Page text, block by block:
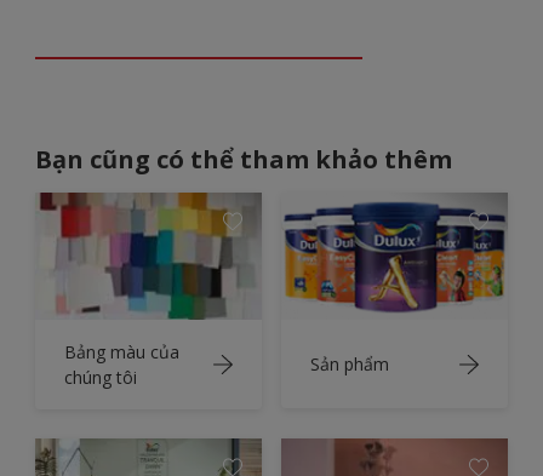
Bạn cũng có thể tham khảo thêm
Bảng màu của
chúng tôi
Sản phẩm